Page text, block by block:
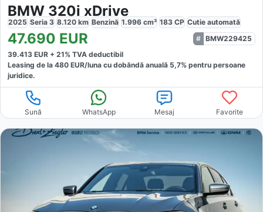
BMW 320i xDrive
2025 Seria 3 8.120 km Benzină 1.996 cm³ 183 CP Cutie automată
47.690 EUR
BMW229425
39.413 EUR + 21% TVA deductibil
Leasing de la 480 EUR/luna cu dobăndă anuală 5,7% pentru persoane
juridice.
Sună WhatsApp Mesaj Favorite